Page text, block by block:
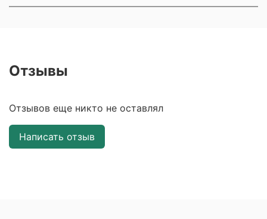
Отзывы
Отзывов еще никто не оставлял
Написать отзыв